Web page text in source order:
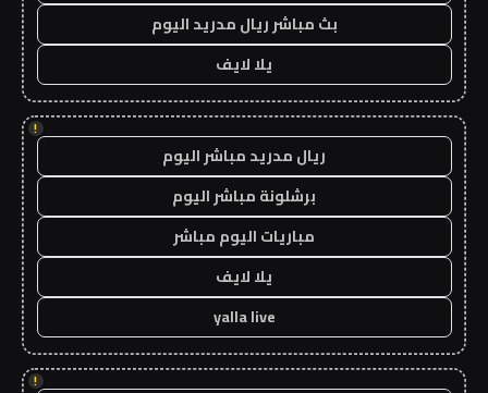
بث مباشر ريال مدريد اليوم
يلا لايف
!
ريال مدريد مباشر اليوم
برشلونة مباشر اليوم
مباريات اليوم مباشر
يلا لايف
yalla live
!